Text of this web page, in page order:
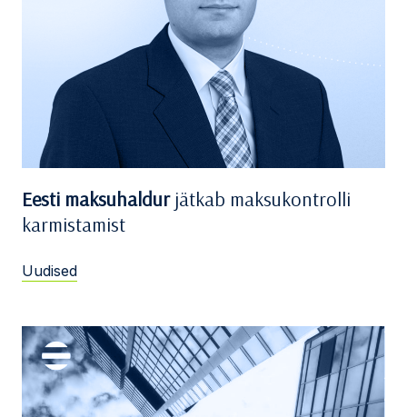
Eesti maksuhaldurjätkab maksukontrolli
karmistamist
Uudised